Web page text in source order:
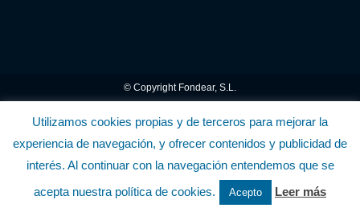
© Copyright Fondear, S.L.
Aunque se consideran exactas, declinamos toda responsabilidad sobre la
información y precios inscritos. Estas informaciones no son contractuales.
Política de privacidad y cookies .........................-......................... Política de utilización
Utilizamos cookies propias y de terceros para mejorar la
experiencia de navegación, y ofrecer contenidos y publicidad de
interés. Al continuar con la navegación entendemos que se
acepta nuestra política de cookies.
Acepto Leer más